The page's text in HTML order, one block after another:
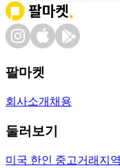
팔마켓
회사소개 채용
둘러보기
미국 한인 중고거래 지